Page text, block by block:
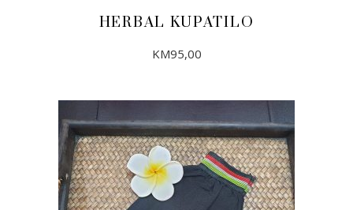
HERBAL KUPATILO
KM95,00